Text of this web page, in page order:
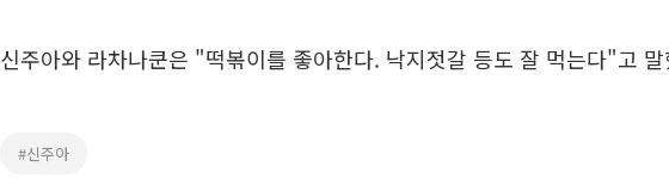
신주아와 라차나쿤은 "떡볶이를 좋아한다. 낙지젓갈 등도 잘 먹는다"고
#신주아